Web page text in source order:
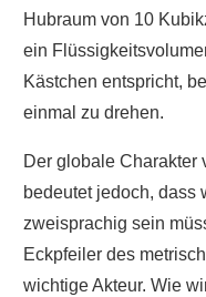
Hubraum von 10
ein
Kästchen entspricht,
einmal zu drehen.
Der globale Charakter
bedeutet jedoch, dass
zweisprachig sein
Eckpfeiler des
wichtige Akteur. Wie